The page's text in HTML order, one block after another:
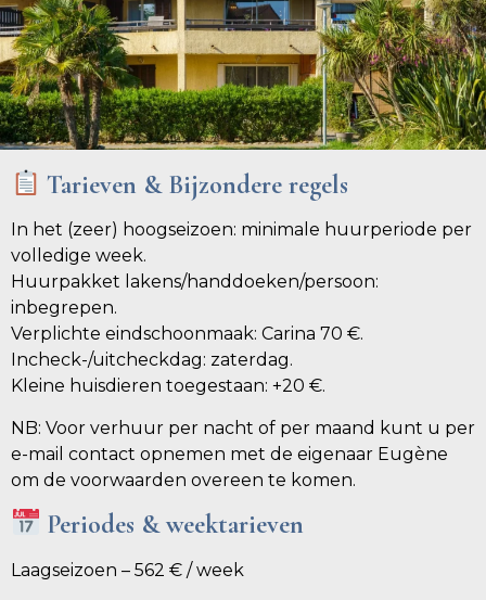
Tarieven & Bijzondere regels
In het (zeer) hoogseizoen: minimale huurperiode per
volledige week.
Huurpakket lakens/handdoeken/persoon:
inbegrepen.
Verplichte eindschoonmaak: Carina 70 €.
Incheck-/uitcheckdag: zaterdag.
Kleine huisdieren toegestaan: +20 €.
NB: Voor verhuur per nacht of per maand kunt u per
e-mail contact opnemen met de eigenaar Eugène
om de voorwaarden overeen te komen.
Periodes & weektarieven
Laagseizoen – 562 € / week